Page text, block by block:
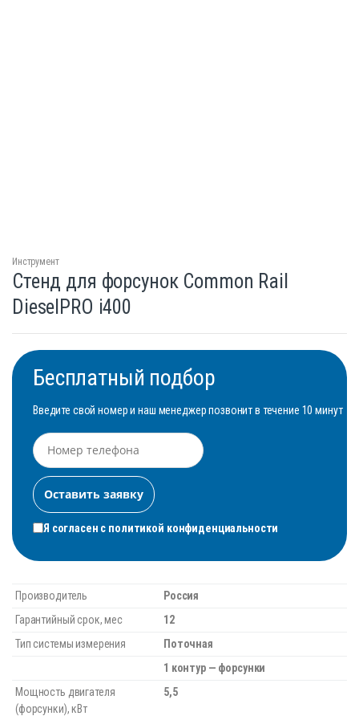
Инструмент
Стенд для форсунок Common Rail
DieselPRO i400
Бесплатный подбор
Введите свой номер и наш менеджер позвонит в течение 10 минут
Я согласен с политикой конфиденциальности
Производитель
Россия
Гарантийный срок, мес
12
Тип системы измерения
Поточная
1 контур — форсунки
Мощность двигателя
(форсунки), кВт
5,5